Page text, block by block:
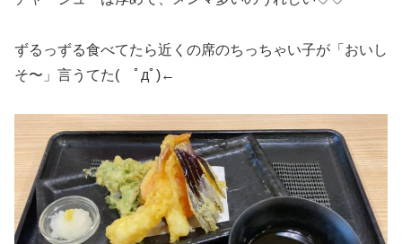
ずるっずる食べてたら近くの席のちっちゃい子が「おいし
そ〜」言うてた( ﾟдﾟ)←